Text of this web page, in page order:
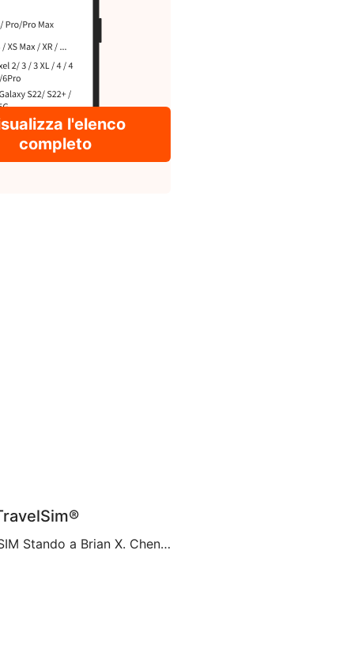
l'elenco
completo
Una nuova era della comunicazione con le schede eSIM Stando a Brian X. Chen, autore principale di tecnologia di consumo presso il New York Times, tra non molto “la scheda SIM fisica non esisterà più“. Ciò pare sia dovuto alla decisione di Apple di eliminare il vassoio della scheda SIM dall’iPhone 14, rendendolo il primo […]